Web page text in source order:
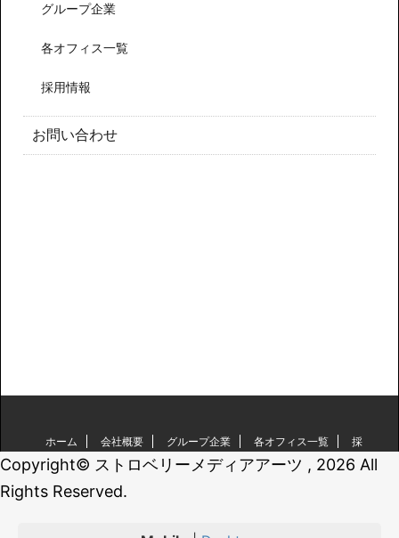
グループ企業
各オフィス一覧
採用情報
お問い合わせ
ホーム 会社概要 グループ企業 各オフィス一覧
採
用情報
お問い合わせ
ストロベリーメディアアーツ
Copyright© ストロベリーメディアアーツ , 2026 All
Rights Reserved.